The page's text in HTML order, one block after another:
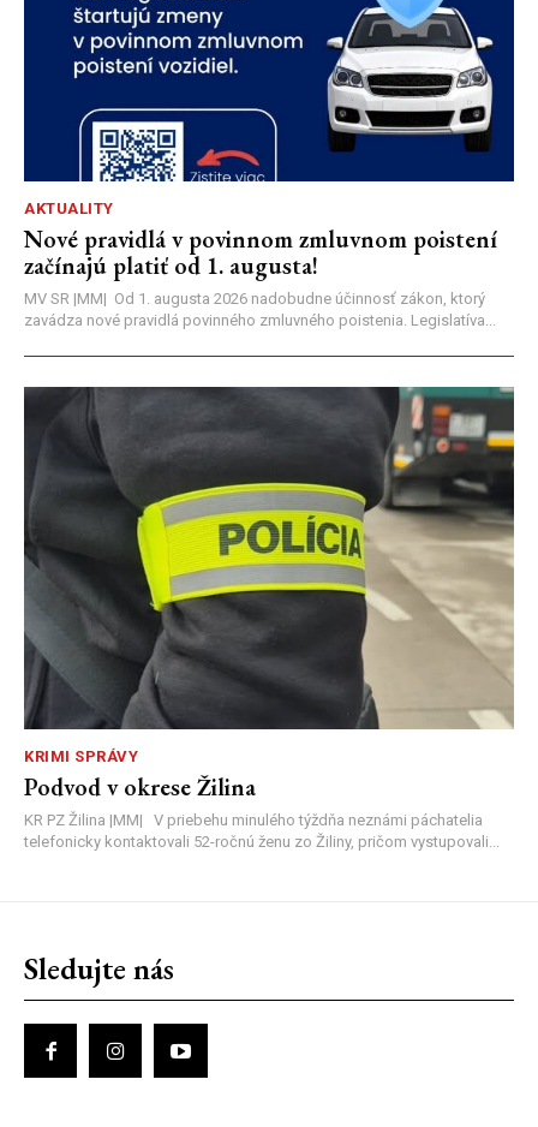
AKTUALITY
Nové pravidlá v povinnom zmluvnom poistení
začínajú platiť od 1. augusta!
MV SR |MM| Od 1. augusta 2026 nadobudne účinnosť zákon, ktorý
zavádza nové pravidlá povinného zmluvného poistenia. Legislatíva...
KRIMI SPRÁVY
Podvod v okrese Žilina
KR PZ Žilina |MM| V priebehu minulého týždňa neznámi páchatelia
telefonicky kontaktovali 52-ročnú ženu zo Žiliny, pričom vystupovali...
Sledujte nás